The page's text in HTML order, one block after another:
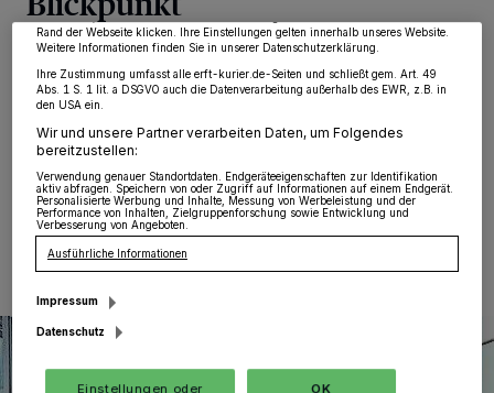
Grevenbroich. Folgt Heike Troles auf Wolfgang Kaiser?
Nach der Kommunalwahl, die für die CDU ja einen
herben Rückschlag brachte, hatte letzterer
angekündigt, den Partei-Vorsitz abzugeben.
17.10.2020 , 10:08 Uhr Eine Minute Lesezeit
widerrufen, indem Sie auf den Link Einstellungen oder Ablehnen am unteren
Rand der Webseite klicken. Ihre Einstellungen gelten innerhalb unseres Website.
Weitere Informationen finden Sie in unserer Datenschutzerklärung.
Ihre Zustimmung umfasst alle erft-kurier.de-Seiten und schließt gem. Art. 49
Abs. 1 S. 1 lit. a DSGVO auch die Datenverarbeitung außerhalb des EWR, z.B. in
den USA ein.
Wir und unsere Partner verarbeiten Daten, um Folgendes
bereitzustellen:
Verwendung genauer Standortdaten. Endgeräteeigenschaften zur Identifikation
aktiv abfragen. Speichern von oder Zugriff auf Informationen auf einem Endgerät.
Personalisierte Werbung und Inhalte, Messung von Werbeleistung und der
Performance von Inhalten, Zielgruppenforschung sowie Entwicklung und
Verbesserung von Angeboten.
Ausführliche Informationen
Impressum
Datenschutz
Einstellungen oder
OK